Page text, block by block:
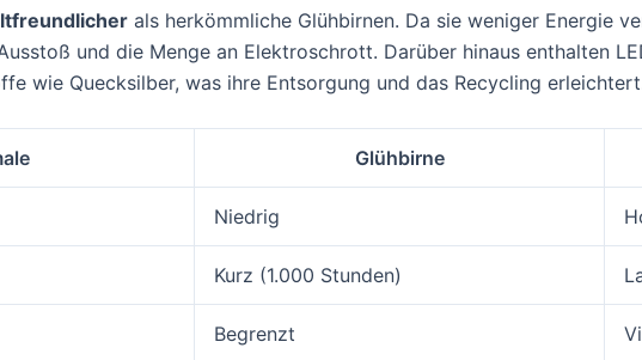
als herkömmliche Glühbirnen. Da sie weniger Energie
und die Menge an Elektroschrott. Darüber hinaus enthalten
wie Quecksilber, was ihre Entsorgung und das Recycling
Glühbirne
Niedrig
Kurz (1.000 Stunden)
Begrenzt